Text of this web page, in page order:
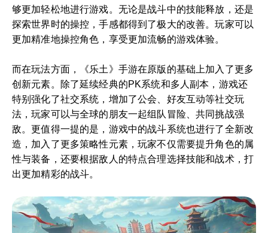
够更加轻松地进行游戏。无论是战斗中的技能释放，还是
探索世界时的操控，手感都得到了极大的改善。玩家可以
更加精准地操控角色，享受更加流畅的游戏体验。
而在玩法方面，《乐土》手游在原版的基础上加入了更多
创新元素。除了延续经典的PK系统和多人副本，游戏还
特别强化了社交系统，增加了公会、好友互动等社交玩
法，玩家可以与全球的朋友一起组队冒险、共同挑战强
敌。更值得一提的是，游戏中的战斗系统也进行了全新改
造，加入了更多策略性元素，玩家不仅需要提升角色的属
性与装备，还要根据敌人的特点合理选择技能和战术，打
出更加精彩的战斗。